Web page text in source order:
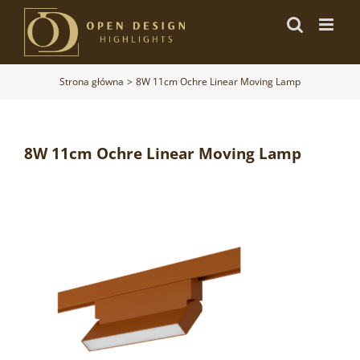
Przejdź
zawartości
Strona główna 8W 11cm Ochre Linear Moving Lamp
8W 11cm Ochre Linear Moving Lamp